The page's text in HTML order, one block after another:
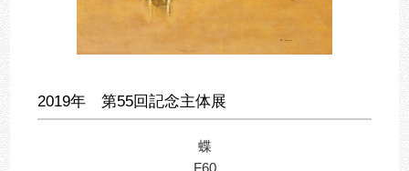
2019年 第55回記念主体展
蝶
F60